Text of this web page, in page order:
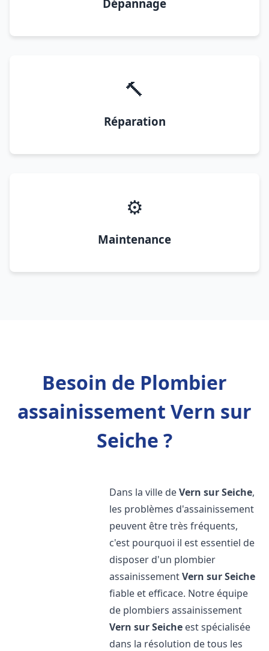
Dépannage
🔨
Réparation
⚙️
Maintenance
Besoin de Plombier
assainissement Vern sur
Seiche ?
Dans la ville deVern sur Seiche,
les problèmes d'assainissement
peuvent être très fréquents,
c'est pourquoi il est essentiel de
disposer d'un plombier
assainissementVern sur Seiche
fiable et efficace. Notre équipe
de plombiers assainissement
Vern sur Seiche est spécialisée
dans la résolution de tous les